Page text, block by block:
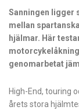
Sanningen ligger
mellan
hjälmar. Här
genomarbetat
High-End, touring
årets stora